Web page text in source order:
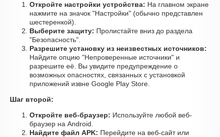
Откройте настройки устройства: На главном экране
нажмите на значок "Настройки" (обычно представлен
шестеренкой).
Выберите защиту: Пролистайте вниз до раздела
"Безопасность".
Разрешите установку из неизвестных источников:
Найдите опцию "Непроверенные источники" и
разрешите её. Вы увидите предупреждение о
возможных опасностях, связанных с установкой
приложений извне Google Play Store.
Шаг второй:
Откройте веб-браузер: Используйте любой веб-
браузер на Android.
Найдите файл APK: Перейдите на веб-сайт или